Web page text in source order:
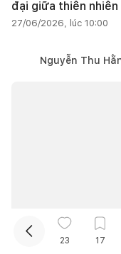
đại giữa thiên nhiên
27/06/2026, lúc 10:00
Nguyễn Thu
Ngôi nhà tái chế
23 17